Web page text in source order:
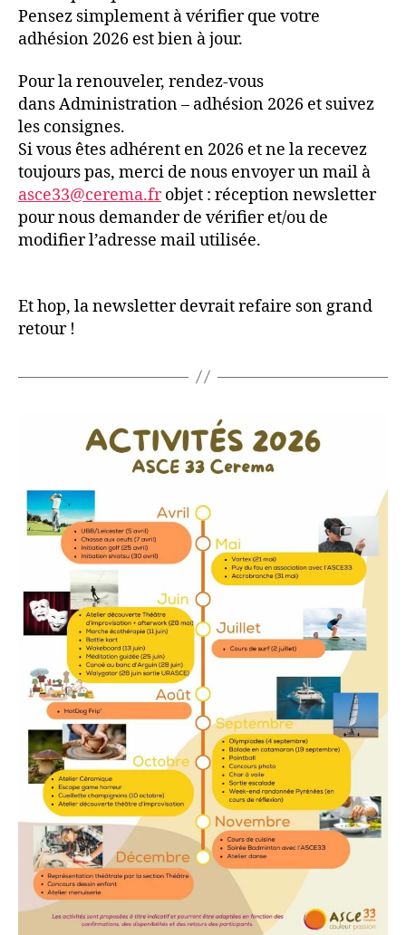
Pensez simplement à vérifier que votre
adhésion 2026 est bien à jour.
Pour la renouveler, rendez-vous
dans Administration – adhésion 2026 et suivez
les consignes.
Si vous êtes adhérent en 2026 et ne la recevez
toujours pas, merci de nous envoyer un mail à
asce33@cerema.frobjet : réception newsletter
pour nous demander de vérifier et/ou de
modifier l’adresse mail utilisée.
Et hop, la newsletter devrait refaire son grand
retour !